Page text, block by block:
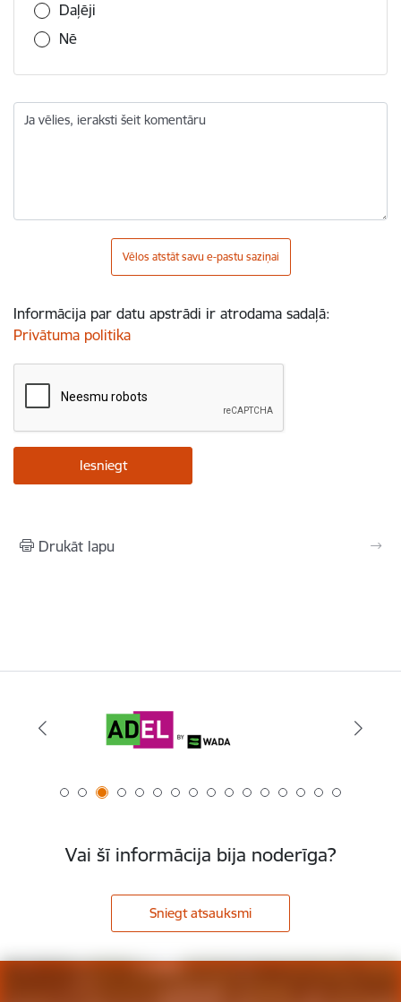
Daļēji
Nē
Ja vēlies, ieraksti šeit komentāru
Vēlos atstāt savu e-pastu saziņai
Informācija par datu apstrādi ir atrodama sadaļā:
Privātuma politika
Drukāt lapu
Vai šī informācija bija noderīga?
Sniegt atsauksmi